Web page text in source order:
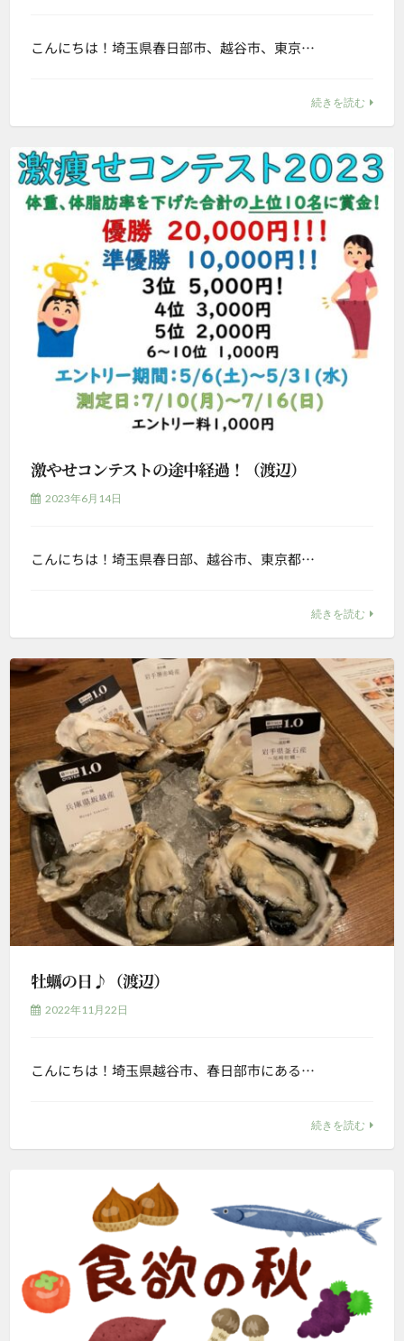
こんにちは！埼玉県春日部市、越谷市、東京…
続きを読む
激やせコンテストの途中経過！（渡辺）
2023年6月14日
こんにちは！埼玉県春日部、越谷市、東京都…
続きを読む
牡蠣の日♪（渡辺）
2022年11月22日
こんにちは！埼玉県越谷市、春日部市にある…
続きを読む